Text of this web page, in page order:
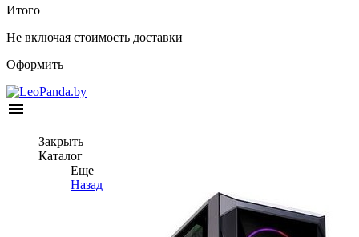
Итого
Не включая стоимость доставки
Оформить
menu
Закрыть
Каталог
Еще
Назад